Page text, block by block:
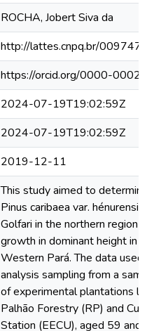
ROCHA, Jobert Siva da
http://lattes.cnpq.br/
https://orcid.org/0000-
2024-07-19T19:02:59Z
2024-07-19T19:02:59Z
2019-12-11
This study aimed to
Pinus caribaea var.
Golfari in the northern region
growth in dominant height in
Western Pará. The data
analysis sampling from a
of experimental plantations
Palhão Forestry (RP) and
Station (EECU), aged 59